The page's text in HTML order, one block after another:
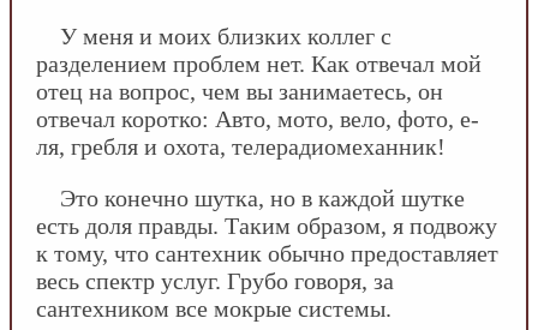
У меня и моих близких коллег с
разделением проблем нет. Как отвечал мой
отец на вопрос, чем вы занимаетесь, он
отвечал коротко: Авто, мото, вело, фото, е-
ля, гребля и охота, телерадиомеханник!
Это конечно шутка, но в каждой шутке
есть доля правды. Таким образом, я подвожу
к тому, что сантехник обычно предоставляет
весь спектр услуг. Грубо говоря, за
сантехником все мокрые системы.